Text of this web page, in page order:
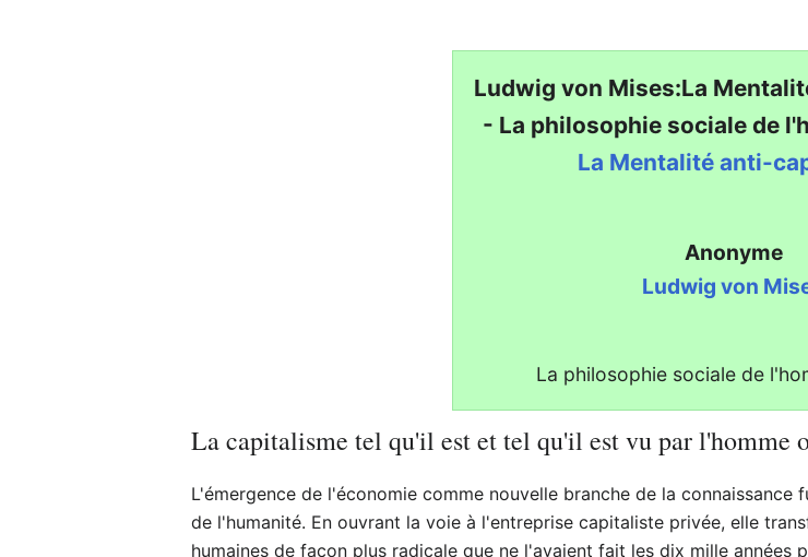
Ludwig von Mises:La
- La philosophie sociale de
La Mentalité anti-
Anonyme
Ludwig von
La philosophie sociale de
La capitalisme tel qu'il est et tel qu'il est vu par l'homme
L'émergence de l'économie comme nouvelle branche de la
de l'humanité. En ouvrant la voie à l'entreprise capitaliste privée, elle
humaines de façon plus radicale que ne l'avaient fait les dix mille années